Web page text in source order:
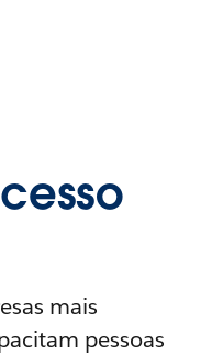
mais
pessoas